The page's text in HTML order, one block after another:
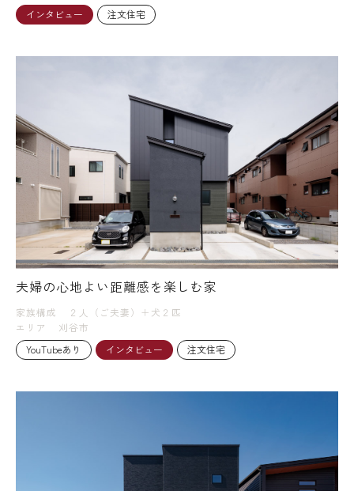
インタビュー
注文住宅
夫婦の心地よい距離感を楽しむ家
家族構成
２人（ご夫妻）＋犬２匹
エリア
刈谷市
YouTubeあり
インタビュー 注文住宅